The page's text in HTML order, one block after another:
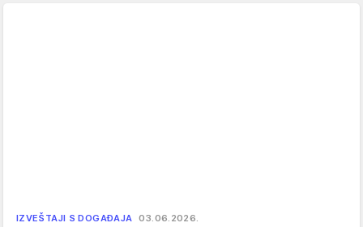
IZVEŠTAJI S DOGAĐAJA 03.06.2026.